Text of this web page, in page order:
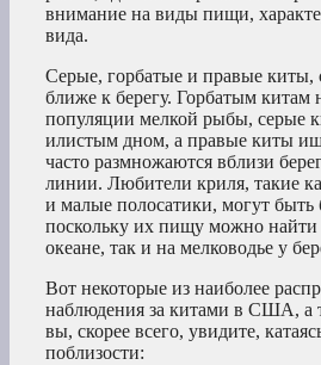
внимание на виды пищи,
вида.
Серые, горбатые и правые киты,
ближе к берегу. Горбатым
популяции мелкой рыбы, серые
илистым дном, а правые киты
часто размножаются вблизи
линии. Любители криля, такие
и малые полосатики, могут быть
поскольку их пищу можно найти
океане, так и на мелководье у
Вот некоторые из наиболее
наблюдения за китами в США, а
вы, скорее всего, увидите,
поблизости: